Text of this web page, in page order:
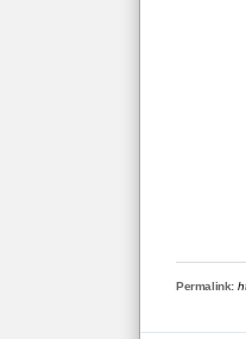
Permalink: